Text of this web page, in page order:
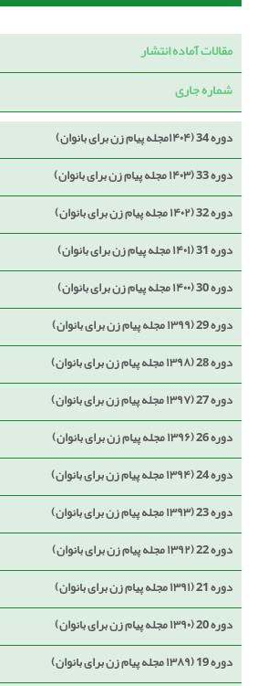
مقالات آماده انتشار
شماره جاری
دوره 34 (۱۴۰۴مجله پیام زن برای بانوان)
دوره 33 (۱۴۰۳ مجله پیام زن برای بانوان)
دوره 32 (۱۴۰۲ مجله پیام زن برای بانوان)
دوره 31 (۱۴۰۱ مجله پیام زن برای بانوان)
دوره 30 (۱۴۰۰ مجله پیام زن برای بانوان)
دوره 29 (۱۳۹۹ مجله پیام زن برای بانوان)
دوره 28 (۱۳۹۸ مجله پیام زن برای بانوان)
دوره 27 (۱۳۹۷ مجله پیام زن برای بانوان)
دوره 26 (۱۳۹۶ مجله پیام زن برای بانوان)
دوره 24 (۱۳۹۴ مجله پیام زن برای بانوان)
دوره 23 (۱۳۹۳ مجله پیام زن برای بانوان)
دوره 22 (۱۳۹۲ مجله پیام زن برای بانوان)
دوره 21 (۱۳۹۱ مجله پیام زن برای بانوان)
دوره 20 (۱۳۹۰ مجله پیام زن برای بانوان)
دوره 19 (۱۳۸۹ مجله پیام زن برای بانوان)